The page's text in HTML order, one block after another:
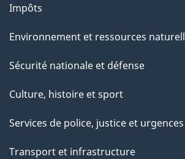
Impôts
Environnement et ressources
Sécurité nationale et défense
Culture, histoire et sport
Services de police, justice et urgences
Transport et infrastructure